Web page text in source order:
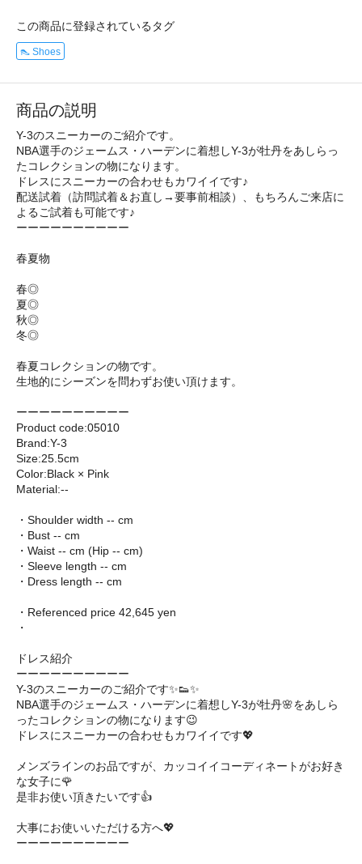
この商品に登録されているタグ
👠 Shoes
商品の説明
Y-3のスニーカーのご紹介です。
NBA選手のジェームス・ハーデンに着想しY-3が牡丹をあしらっ
たコレクションの物になります。
ドレスにスニーカーの合わせもカワイイです♪
配送試着（訪問試着＆お直し→要事前相談）、もちろんご来店に
よるご試着も可能です♪
ーーーーーーーーーー
春夏物
春◎
夏◎
秋◎
冬◎
春夏コレクションの物です。
生地的にシーズンを問わずお使い頂けます。
ーーーーーーーーーー
Product code:05010
Brand:Y-3
Size:25.5cm
Color:Black × Pink
Material:--
・Shoulder width -- cm
・Bust -- cm
・Waist -- cm (Hip -- cm)
・Sleeve length -- cm
・Dress length -- cm
・Referenced price 42,645 yen
・
ドレス紹介
ーーーーーーーーーー
Y-3のスニーカーのご紹介です✨👟✨
NBA選手のジェームス・ハーデンに着想しY-3が牡丹🌸をあしら
ったコレクションの物になります😉
ドレスにスニーカーの合わせもカワイイです💖
メンズラインのお品ですが、カッコイイコーディネートがお好き
な女子に🌹
是非お使い頂きたいです👍
大事にお使いいただける方へ💖
ーーーーーーーーーー